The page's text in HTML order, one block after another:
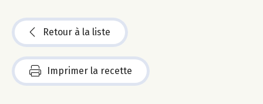
Retour à la liste
Imprimer la recette